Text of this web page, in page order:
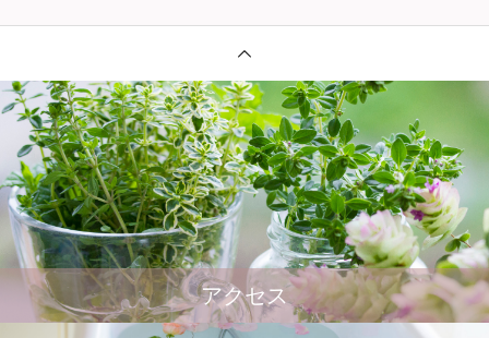
アクセス